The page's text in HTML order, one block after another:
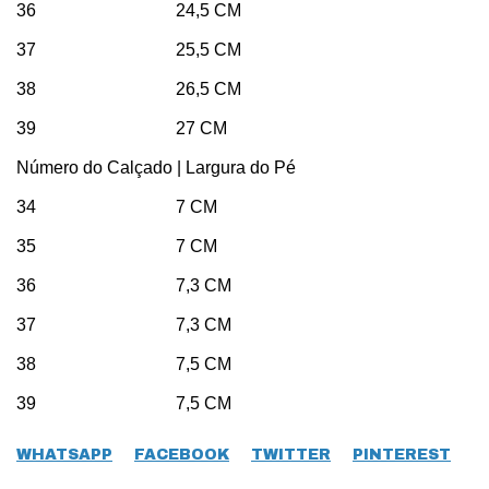
36 24,5 CM
37 25,5 CM
38 26,5 CM
39 27 CM
Número do Calçado | Largura do Pé
34 7 CM
35 7 CM
36 7,3 CM
37 7,3 CM
38 7,5 CM
39 7,5 CM
WHATSAPP FACEBOOK TWITTER PINTEREST